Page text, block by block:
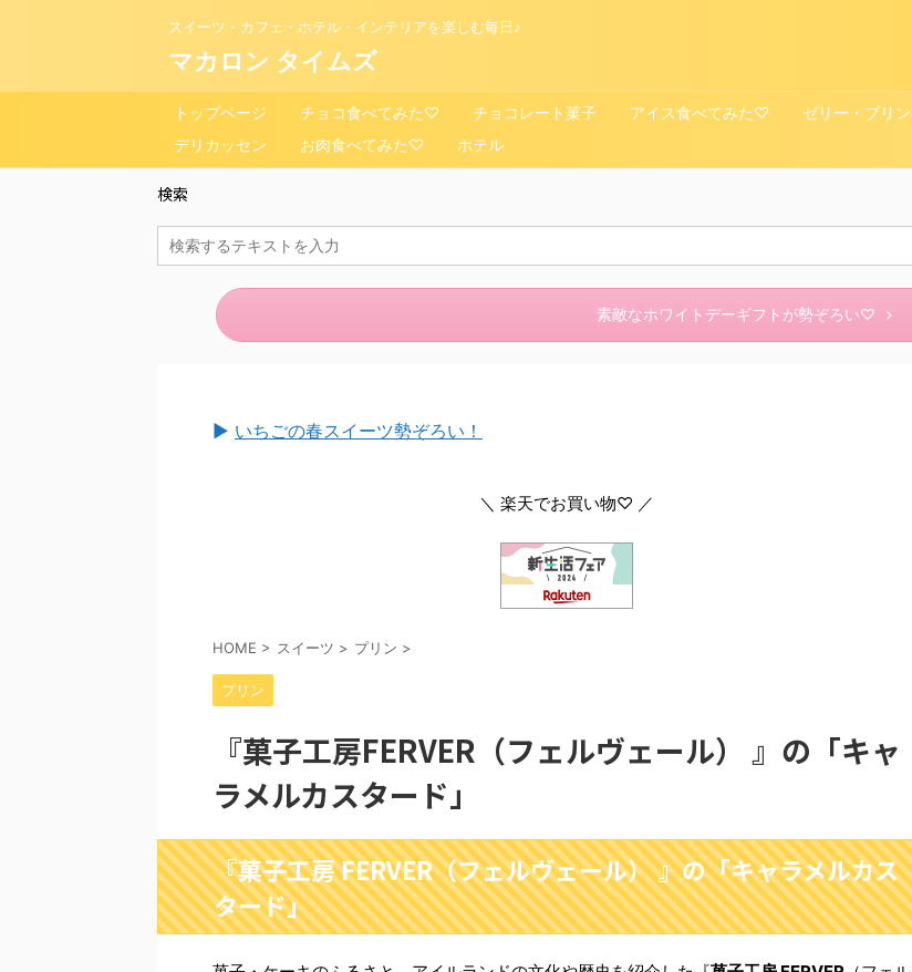
スイーツ・カフェ・ホテル・インテリアを楽しむ毎日♪
マカロン タイムズ
トップページ チョコ食べてみた♡ チョコレート菓子 アイス食べてみた♡ ゼリー・プリン
デリカッセン
お肉食べてみた♡ ホテル
検索
素敵なホワイトデーギフトが勢ぞろい♡
► いちごの春スイーツ勢ぞろい！
＼ 楽天でお買い物♡ ／
HOME > スイーツ > プリン >
プリン
『菓子工房FERVER（フェルヴェール） 』の「キャ
ラメルカスタード」
『菓子工房 FERVER（フェルヴェール） 』の「キャラメルカス
タード」